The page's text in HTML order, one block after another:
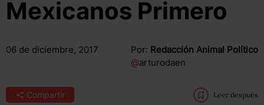
Mexicanos Primero
06 de diciembre, 2017 Por: Redacción Animal Político
@arturodaen
Compartir Leer después